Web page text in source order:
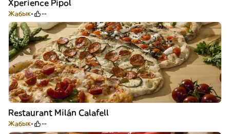
Xperience Pipol
Жабык --
Restaurant Milán Calafell
Жабык --